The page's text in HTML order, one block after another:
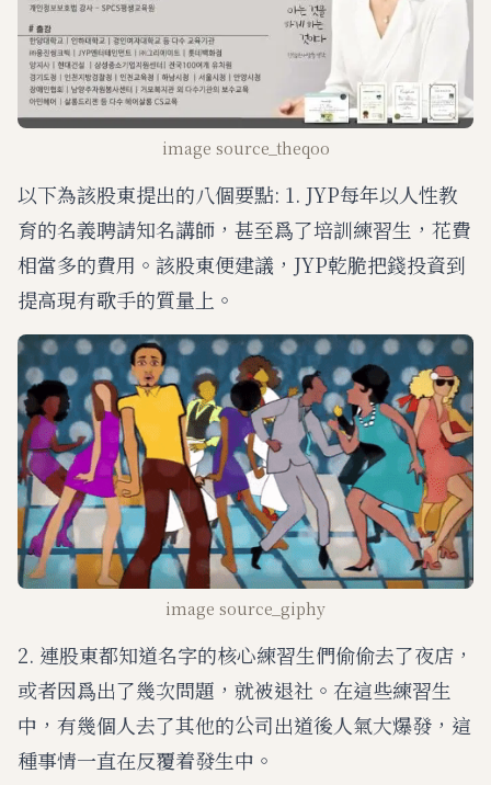
image source_theqoo
以下為該股東提出的八個要點: 1. JYP每年以人性教
育的名義聘請知名講師，甚至爲了培訓練習生，花費
相當多的費用。該股東便建議，JYP乾脆把錢投資到
提高現有歌手的質量上。
image source_giphy
2. 連股東都知道名字的核心練習生們偷偷去了夜店，
或者因爲出了幾次問題，就被退社。在這些練習生
中，有幾個人去了其他的公司出道後人氣大爆發，這
種事情一直在反覆着發生中。